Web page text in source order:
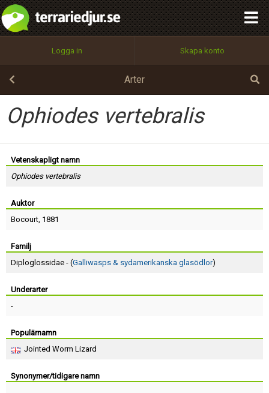
Logga in Skapa konto
Arter
Ophiodes vertebralis
Vetenskapligt namn
Ophiodes vertebralis
Auktor
Bocourt, 1881
Familj
Diploglossidae - (Galliwasps & sydamerikanska glasödlor)
Underarter
-
Populärnamn
Jointed Worm Lizard
Synonymer/tidigare namn
Utför
100%
OK
integritetspolicy
Namn:
Epost:
Användarnamn:
Lösenord:
Terms of Service
Skapa konto
Begär nytt lösenord
Tillbaka till förstasidan